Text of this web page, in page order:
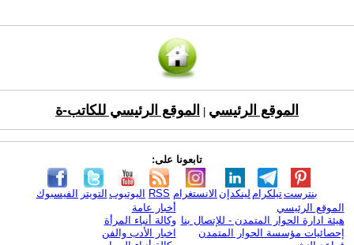
الموقع الرئيسي الموقع الرئيسي للكاتب-ة
تابعونا على:
الفيسبوك التويتر اليوتيوب RSS الانستغرام لينكدإن تيلكرامبنترست
الموقع الرئيسي
هيئة ادارة الحوار المتمدن - للإتصال بنا
إحصائيات مؤسسة الحوار المتمدن
أخبار عامة
وكالة أنباء المرأة
اخبار الأدب والفن